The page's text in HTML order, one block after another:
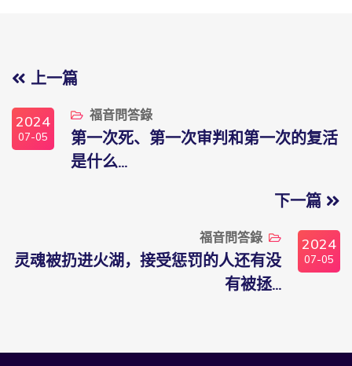
上一篇
2024
07-05
福音問答錄
第一次死、第一次审判和第一次的复活
是什么...
下一篇
2024
07-05
福音問答錄
灵魂被扔进火湖，接受惩罚的人还有没
有被拯...